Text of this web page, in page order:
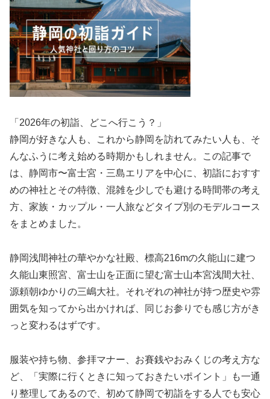
「2026年の初詣、どこへ行こう？」
静岡が好きな人も、これから静岡を訪れてみたい人も、そ
んなふうに考え始める時期かもしれません。この記事で
は、静岡市〜富士宮・三島エリアを中心に、初詣におすす
めの神社とその特徴、混雑を少しでも避ける時間帯の考え
方、家族・カップル・一人旅などタイプ別のモデルコース
をまとめました。
静岡浅間神社の華やかな社殿、標高216mの久能山に建つ
久能山東照宮、富士山を正面に望む富士山本宮浅間大社、
源頼朝ゆかりの三嶋大社。それぞれの神社が持つ歴史や雰
囲気を知ってから出かければ、同じお参りでも感じ方がき
っと変わるはずです。
服装や持ち物、参拝マナー、お賽銭やおみくじの考え方な
ど、「実際に行くときに知っておきたいポイント」も一通
り整理してあるので、初めて静岡で初詣をする人でも安心